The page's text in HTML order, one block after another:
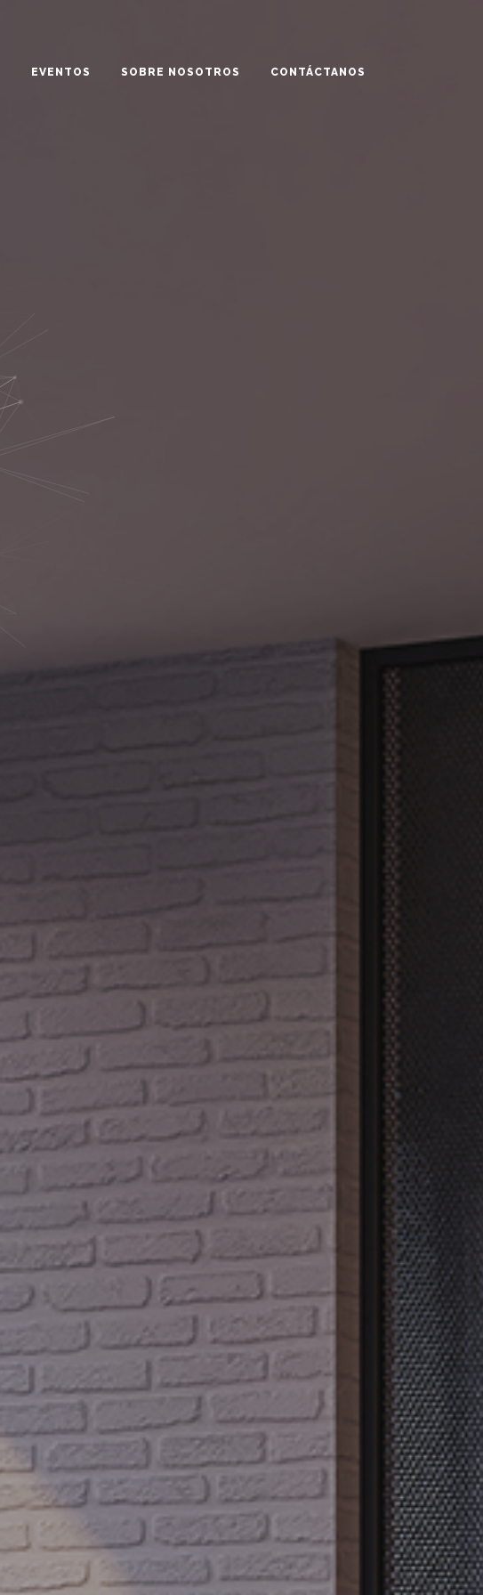
EVENTOS SOBRE NOSOTROS CONTÁCTANOS